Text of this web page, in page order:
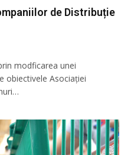
de Distribuție
modficarea unei
obiectivele Asociației